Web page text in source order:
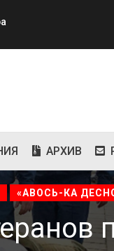
АРХИВ
«АВОСЬ-КА